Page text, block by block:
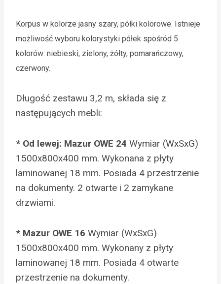
Korpus w kolorze jasny szary, półki kolorowe. Istnieje
możliwość wyboru kolorystyki półek spośród 5
kolorów: niebieski, zielony, żółty, pomarańczowy,
czerwony.
Długość zestawu 3,2 m, składa się z
następujących mebli:
* Od lewej: Mazur OWE 24 Wymiar (WxSxG)
1500x800x400 mm. Wykonana z płyty
laminowanej 18 mm. Posiada 4 przestrzenie
na dokumenty. 2 otwarte i 2 zamykane
drzwiami.
* Mazur OWE 16 Wymiar (WxSxG)
1500x800x400 mm. Wykonany z płyty
laminowanej 18 mm. Posiada 4 otwarte
przestrzenie na dokumenty.